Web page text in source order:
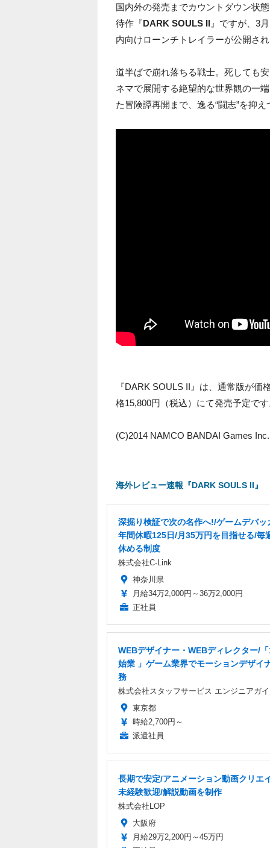
国内外の発売までカウントダウン状
待作『DARK SOULS II 』ですが、3
内向けローンチトレイラーが公開さ
道半ばで崩れ落ちる戦士。死しても
ネマで展開する絶望的な世界観の一
た冒険譚再開まで、逸る“闘志”を抑
『DARK SOULS II』は、通常版が
格15,800円（税込）にて発売予定で
(C)2014 NAMCO BANDAI Games
海外レビュー速報『DARK SOULS II』
深掘り検証で次の名作へ!/ゲームデバッ
年間休暇125日/月35万円を目指せる/毎
休める制度
株式会社C-Link
神奈川県
月給34万2,000円～36万2,000円
正社員
WEBデザイナー・WEBディレクター/
始業 」ゲーム業界でモーションデザイ
務
株式会社スタッフサービス エンジニアガ
東京都
時給2,700円～
派遣社員
長期で安定/アニメーション動画クリエ
未経験歓迎/解説動画を制作
株式会社LOP
大阪府
月給29万2,200円～45万円